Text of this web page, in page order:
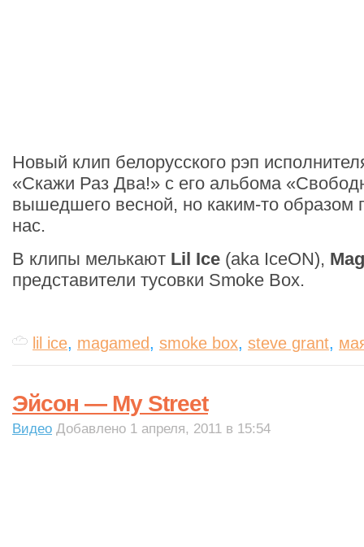
Новый клип белорусского рэп
«Скажи Раз Два!» с его альбома
вышедшего весной, но каким-то
нас.
В клипы мелькают Lil Ice (aka IceON),
представители тусовки Smoke Box.
lil ice, magamed, smoke box, steve grant,
Эйсон — My Street
Видео Добавлено 1 апреля, 2011 в 15:54